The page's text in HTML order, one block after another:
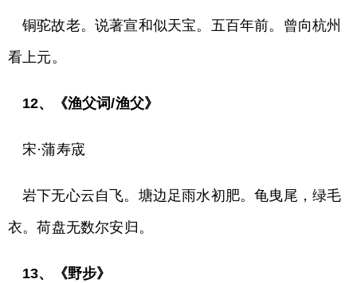
铜驼故老。说著宣和似天宝。五百年前。曾向杭州
看上元。
12、《渔父词/渔父》
宋·蒲寿宬
岩下无心云自飞。塘边足雨水初肥。龟曳尾，绿毛
衣。荷盘无数尔安归。
13、《野步》